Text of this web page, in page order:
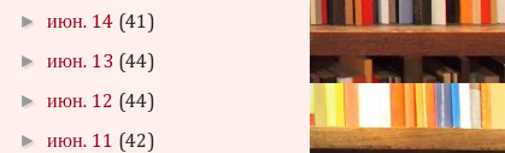
►июн. 14 (41)
►июн. 13 (44)
►июн. 12 (44)
►июн. 11 (42)